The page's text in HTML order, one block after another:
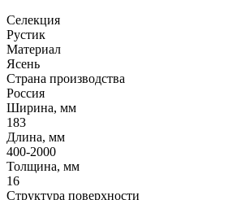
Селекция
Рустик
Материал
Ясень
Страна производства
Россия
Ширина, мм
183
Длина, мм
400-2000
Толщина, мм
16
Структура поверхности